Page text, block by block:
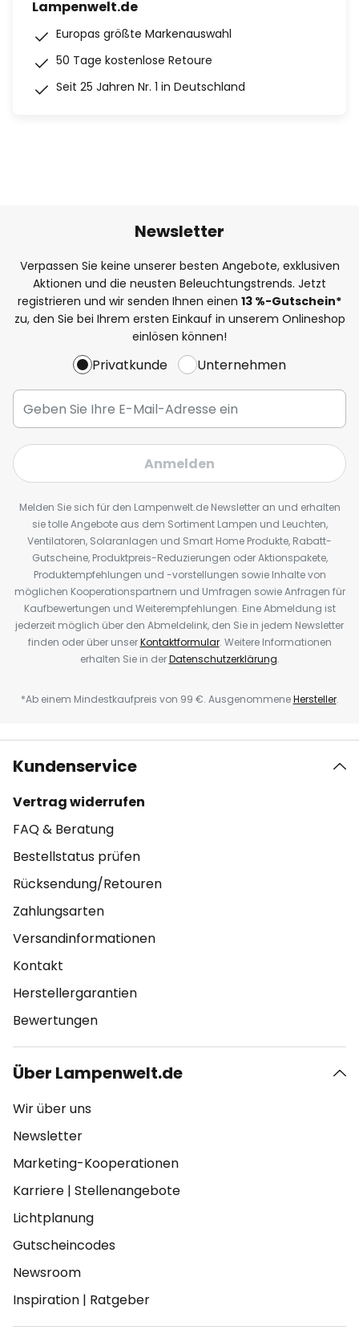
Lampenwelt.de
Europas größte Markenauswahl
50 Tage kostenlose Retoure
Seit 25 Jahren Nr. 1 in Deutschland
Newsletter
Verpassen Sie keine unserer besten Angebote, exklusiven
Aktionen und die neusten Beleuchtungstrends. Jetzt
registrieren und wir senden Ihnen einen 13 %-Gutschein*
zu, den Sie bei Ihrem ersten Einkauf in unserem Onlineshop
einlösen können!
Privatkunde Unternehmen
Anmelden
Melden Sie sich für den Lampenwelt.de Newsletter an und erhalten
sie tolle Angebote aus dem Sortiment Lampen und Leuchten,
Ventilatoren, Solaranlagen und Smart Home Produkte, Rabatt-
Gutscheine, Produktpreis-Reduzierungen oder Aktionspakete,
Produktempfehlungen und -vorstellungen sowie Inhalte von
möglichen Kooperationspartnern und Umfragen sowie Anfragen für
Kaufbewertungen und Weiterempfehlungen. Eine Abmeldung ist
jederzeit möglich über den Abmeldelink, den Sie in jedem Newsletter
finden oder über unserKontaktformular. Weitere Informationen
erhalten Sie in derDatenschutzerklärung.
*Ab einem Mindestkaufpreis von 99 €. AusgenommeneHersteller.
Kundenservice
Vertrag widerrufen
FAQ & Beratung
Bestellstatus prüfen
Rücksendung/Retouren
Zahlungsarten
Versandinformationen
Kontakt
Herstellergarantien
Bewertungen
Über Lampenwelt.de
Wir über uns
Newsletter
Marketing-Kooperationen
Karriere | Stellenangebote
Lichtplanung
Gutscheincodes
Newsroom
Inspiration | Ratgeber